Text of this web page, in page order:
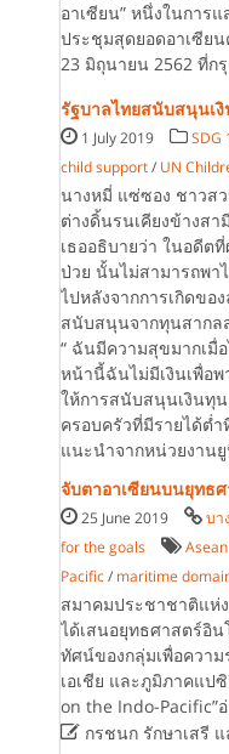
อาเซียน” หนึ่งในการ
ประชุมสุดยอดอาเซีย
23 มิถุนายน 2562 ที่ก
รัฐบาลไทยสนับสนุนเ
1 July 2019
SDG
child support / UN
นางหมี่ แซ่ซอง ชาวส
ต่างดิ้นรนเคียงข้างสา
เธออธิบายว่า ในอดีต
ป่วย นั้นไม่สามารถพา
ไปหลังจากการเกิดขอ
สนับสนุนจากทุนสากล
“ ฉันมีความสุขมากเมื่
หน้านี้ฉันไม่มีเงินเพื่อพ
ให้การสนับสนุนเงินทุน
ครอบครัวที่มีรายได้ต่ำ
แนะนำจากหน่วยงาน
จับตาอาเซียนบนยุทธ
25 June 2019 บา
for the goals
Pacific / maritime
สมาคมประชาชาติแห่ง
ได้เสนอยุทธศาสตร์อิ
ทัศน์ของกลุ่มเพื่อควา
เอเชีย และภูมิภาคแป
on the Indo-Pacific”
กรชนก รักษาเสรี